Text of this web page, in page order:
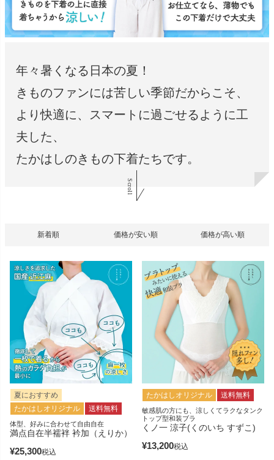
年々暑くなる日本の夏！
きものファンには苦しい季節だからこそ、
より快適に、スマートに過ごせるように工
夫した、
たかはしのきもの下着たちです。
Scroll
新着順 価格が安い順 価格が高い順
夏におすすめ
たかはしオリジナル
送料無料
体型、好みに合わせて自由自在
満点自在半襦袢 衿加（えりか）
¥25,300税込
たかはしオリジナル 送料無料
敏感肌の方にも、涼しくてラクなタンク
トップ型和装ブラ
くノ一 涼子(くのいち すずこ)
¥13,200税込